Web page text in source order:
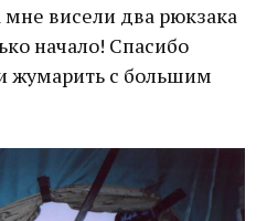
висели два рюкзака
начало! Спасибо
жумарить с большим